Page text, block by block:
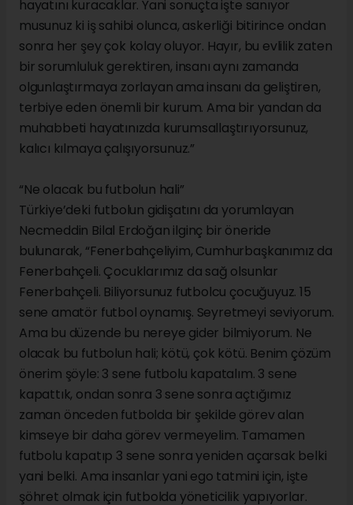
hayatını kuracaklar. Yani sonuçta işte sanıyor
musunuz ki iş sahibi olunca, askerliği bitirince ondan
sonra her şey çok kolay oluyor. Hayır, bu evlilik zaten
bir sorumluluk gerektiren, insanı aynı zamanda
olgunlaştırmaya zorlayan ama insanı da geliştiren,
terbiye eden önemli bir kurum. Ama bir yandan da
muhabbeti hayatınızda kurumsallaştırıyorsunuz,
kalıcı kılmaya çalışıyorsunuz.”
“Ne olacak bu futbolun hali”
Türkiye’deki futbolun gidişatını da yorumlayan
Necmeddin Bilal Erdoğan ilginç bir öneride
bulunarak, “Fenerbahçeliyim, Cumhurbaşkanımız da
Fenerbahçeli. Çocuklarımız da sağ olsunlar
Fenerbahçeli. Biliyorsunuz futbolcu çocuğuyuz. 15
sene amatör futbol oynamış. Seyretmeyi seviyorum.
Ama bu düzende bu nereye gider bilmiyorum. Ne
olacak bu futbolun hali; kötü, çok kötü. Benim çözüm
önerim şöyle: 3 sene futbolu kapatalım. 3 sene
kapattık, ondan sonra 3 sene sonra açtığımız
zaman önceden futbolda bir şekilde görev alan
kimseye bir daha görev vermeyelim. Tamamen
futbolu kapatıp 3 sene sonra yeniden açarsak belki
yani belki. Ama insanlar yani ego tatmini için, işte
şöhret olmak için futbolda yöneticilik yapıyorlar.